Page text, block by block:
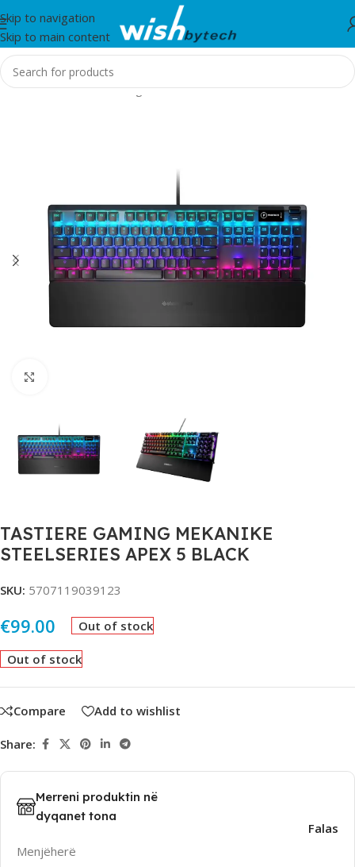
Skip to navigation
Skip to main content
Home/Aksesorë Gaming
TASTIERE GAMING MEKANIKE
STEELSERIES APEX 5 BLACK
SKU: 5707119039123
€99.00 Out of stock
Out of stock
Compare Add to wishlist
Share:
Merreni produktin në
dyqanet tona
Menjëherë
Falas